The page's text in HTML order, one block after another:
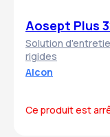
Aosept Plus
Solution
rigides
Alcon
Ce produit est